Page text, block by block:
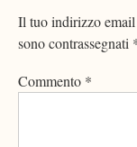
Il tuo indirizzo
sono contrassegnati
Commento *